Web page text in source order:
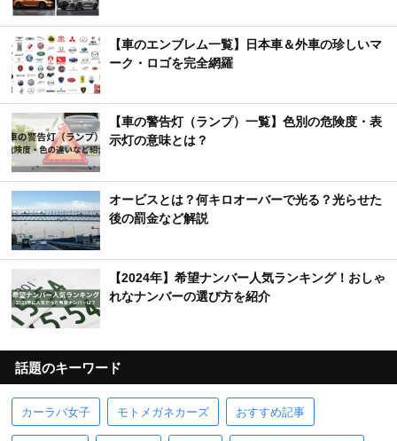
【車のエンブレム一覧】日本車＆外車の珍しいマ
ーク・ロゴを完全網羅
【車の警告灯（ランプ）一覧】色別の危険度・表
示灯の意味とは？
オービスとは？何キロオーバーで光る？光らせた
後の罰金など解説
【2024年】希望ナンバー人気ランキング！おしゃ
れなナンバーの選び方を紹介
話題のキーワード
カーラバ女子 モトメガネカーズ おすすめ記事